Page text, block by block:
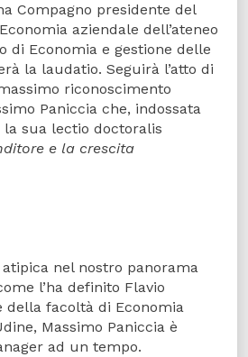
Compagno presidente del
aziendale dell’ateneo
di Economia e gestione delle
la laudatio. Seguirà l’atto di
riconoscimento
Paniccia che, indossata
sua lectio doctoralis
e la crescita
nel nostro panorama
l’ha definito Flavio
della facoltà di Economia
Massimo Paniccia è
ad un tempo.